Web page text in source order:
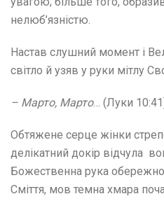
нелюб’язністю.
Настав слушний момент і
світло й узяв у руки мітлу
– Марто, Марто… (Луки
Обтяжене серце жінки
делікатний докір відчула
Божественна рука обережно
Сміття, мов темна хмара